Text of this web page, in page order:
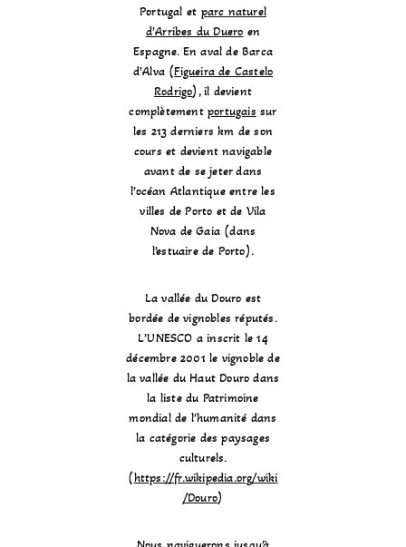
Portugal et parc naturel
d’Arribes du Duero en
Espagne. En aval de Barca
d’Alva (Figueira de Castelo
Rodrigo), il devient
complètement portugais sur
les 213 derniers km de son
cours et devient navigable
avant de se jeter dans
l’océan Atlantique entre les
villes de Porto et de Vila
Nova de Gaia (dans
l’estuaire de Porto).
La vallée du Douro est
bordée de vignobles réputés.
L’UNESCO a inscrit le 14
décembre 2001 le vignoble de
la vallée du Haut Douro dans
la liste du Patrimoine
mondial de l’humanité dans
la catégorie des paysages
culturels.
(https://fr.wikipedia.org/wiki
/Douro)